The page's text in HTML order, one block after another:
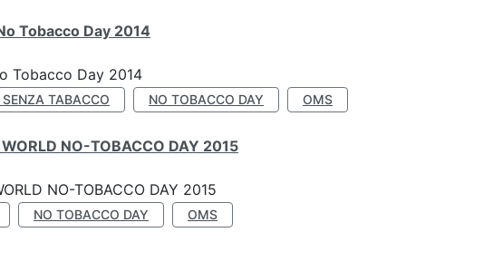
Tobacco Day 2014
Tobacco Day 2014
TABACCO NO TOBACCO DAY OMS
NO-TOBACCO DAY 2015
NO-TOBACCO DAY 2015
NO TOBACCO DAY OMS